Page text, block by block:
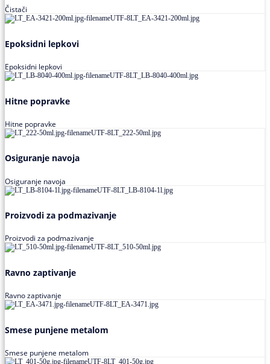
Čistači
Epoksidni lepkovi
Epoksidni lepkovi
Hitne popravke
Hitne popravke
Osiguranje navoja
Osiguranje navoja
Proizvodi za podmazivanje
Proizvodi za podmazivanje
Ravno zaptivanje
Ravno zaptivanje
Smese punjene metalom
Smese punjene metalom